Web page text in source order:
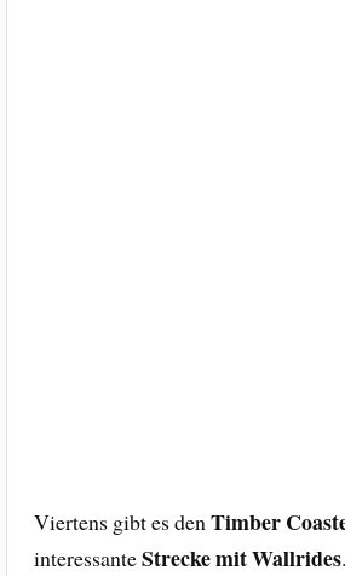
Viertens gibt es denTimber
interessanteStrecke mit Wallrides